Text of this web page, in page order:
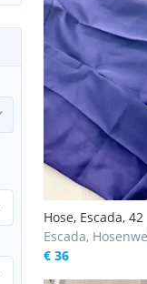
Hose, Escada, 42
Escada,
€ 36